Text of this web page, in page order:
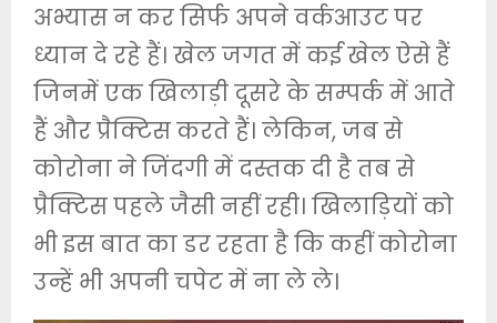
अभ्यास न कर सिर्फ अपने वर्कआउट पर
ध्यान दे रहे हैं। खेल जगत में कई खेल ऐसे हैं
जिनमें एक खिलाड़ी दूसरे के सम्पर्क में आते
हैं और प्रैक्टिस करते हैं। लेकिन, जब से
कोरोना ने जिंदगी में दस्तक दी है तब से
प्रैक्टिस पहले जैसी नहीं रही। खिलाड़ियों को
भी इस बात का डर रहता है कि कहीं कोरोना
उन्हें भी अपनी चपेट में ना ले ले।